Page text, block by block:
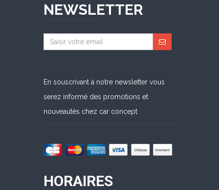
NEWSLETTER
En souscrivant à notre newsletter vous
serez informé des promotions et
nouveautés chez car concept
HORAIRES